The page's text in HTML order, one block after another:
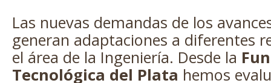
Tecnológica
Del
Las nuevas demandas de los
generan adaptaciones a diferentes
el área de la Ingeniería. Desde la
Tecnológica del Plata hemos